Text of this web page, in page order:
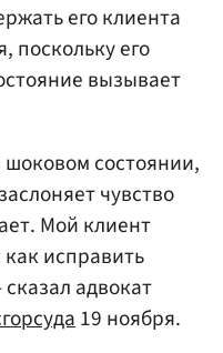
его клиента
поскольку его
вызывает
шоковом состоянии,
чувство
Мой клиент
исправить
адвокат
19 ноября.